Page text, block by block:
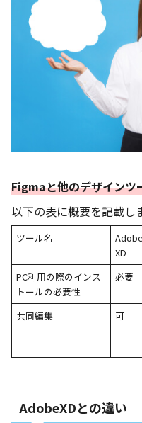
Figmaと他のデザインツ
以下の表に概要を記載し
ツール名
Adobe
XD
PC利用の際のインス
トールの必要性
必要
共同編集 可
AdobeXDとの違い